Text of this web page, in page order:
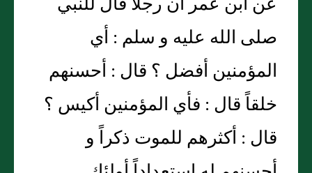
صلى الله عليه و سلم : أي
المؤمنين أفضل ؟ قال : أحسنهم
خلقاً قال : فأي المؤمنين أكيس ؟
قال : أكثرهم للموت ذكراً و